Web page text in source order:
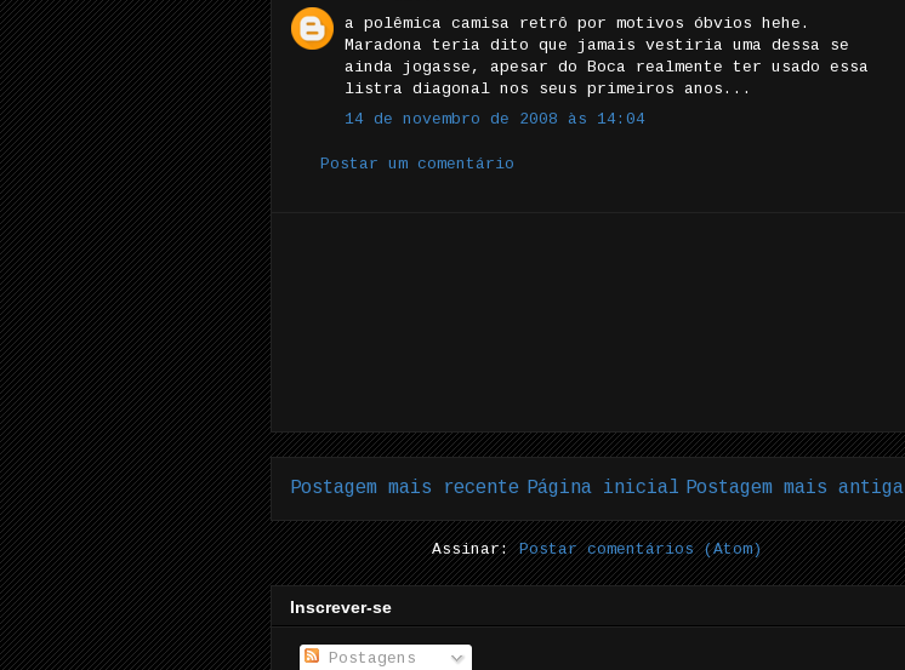
a polêmica camisa retrô por motivos óbvios hehe.
Maradona teria dito que jamais vestiria uma dessa se
ainda jogasse, apesar do Boca realmente ter usado essa
listra diagonal nos seus primeiros anos...
14 de novembro de 2008 às 14:04
Postar um comentário
Postagem mais recente Postagem mais antiga
Página inicial
Assinar:Postar comentários (Atom)
Inscrever-se
Postagens